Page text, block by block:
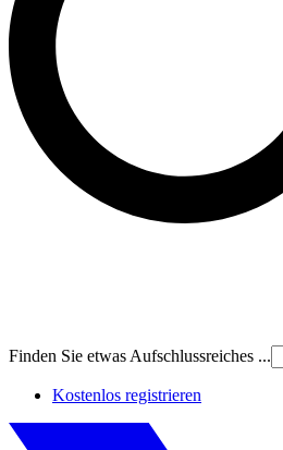
Finden Sie etwas Aufschlussreiches ...
Kostenlos registrieren